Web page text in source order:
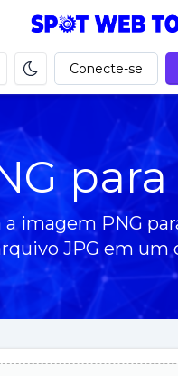
Conecte-se
para
a imagem PNG
JPG em um